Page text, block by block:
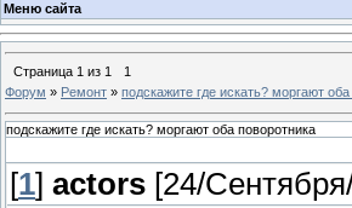
Меню сайта
Страница 1 из 1
1
Форум » Ремонт » подскажите где искать? моргают
подскажите где искать? моргают оба поворотника
[1] actors [24/